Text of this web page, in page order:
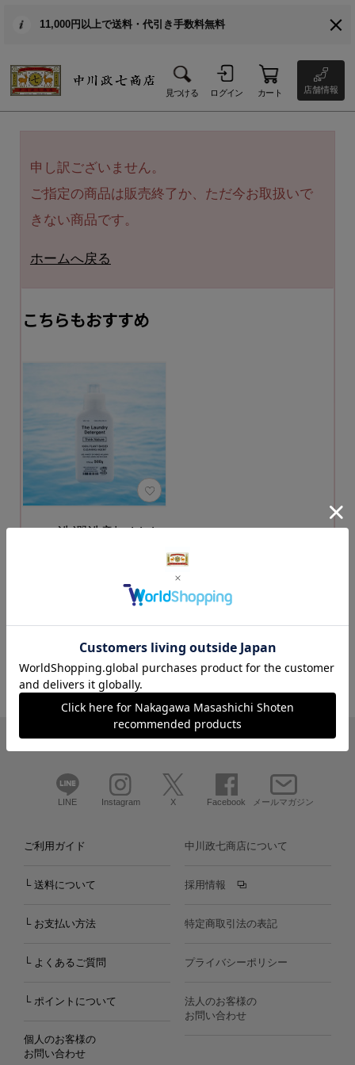
11,000円以上で送料・代引き手数料無料
見つける ログイン カート 店舗情報
申し訳ございません。
ご指定の商品は販売終了か、ただ今お取扱いで
きない商品です。
ホームへ戻る
こちらもおすすめ
THE 洗濯洗剤 Think
カートに入れる
LINE Instagram X Facebook メールマガジン
ご利用ガイド
└ 送料について
└ お支払い方法
└ よくあるご質問
└ ポイントについて
個人のお客様の
お問い合わせ
中川政七商店について
採用情報
特定商取引法の表記
プライバシーポリシー
法人のお客様の
お問い合わせ